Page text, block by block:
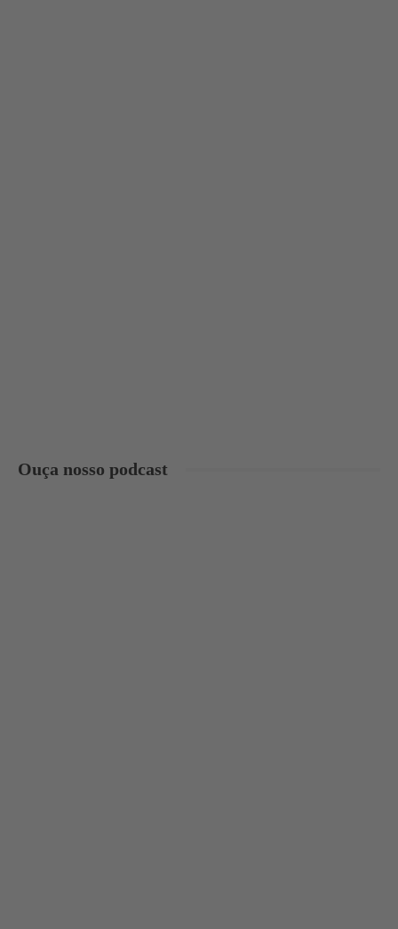
Ouça nosso podcast